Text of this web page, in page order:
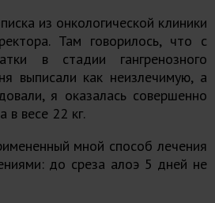
из онкологической клиники
Там говорилось, что с
в стадии гангренозного
выписали как неизлечимую, а
я оказалась совершенно
в весе 22 кг.
мной способ лечения
до среза алоэ 5 дней не